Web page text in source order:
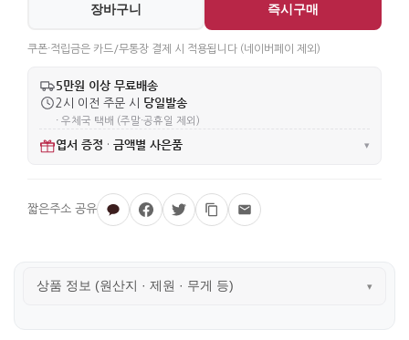
장바구니 즉시구매
쿠폰·적립금은 카드/무통장 결제 시 적용됩니다 (네이버페이 제외)
5만원 이상 무료배송
2시 이전 주문 시 당일발송
· 우체국 택배 (주말·공휴일 제외)
엽서 증정 · 금액별 사은품 ▾
상품 정보 (원산지 · 제원 · 무게 등) ▾